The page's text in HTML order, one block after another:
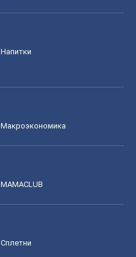
Напитки
Mакроэкономика
MAMACLUB
Сплетни